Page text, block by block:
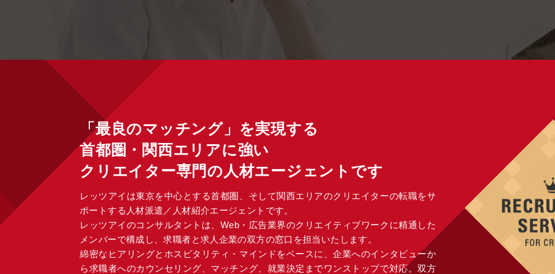
「最良のマッチング」を実現する
首都圏・関西エリアに強い
クリエイター専門の人材エージェントです
レッツアイは東京を中心とする首都圏、そして関西エリアのクリエイターの転職をサ
ポートする人材派遣／人材紹介エージェントです。
レッツアイのコンサルタントは、Web・広告業界のクリエイティブワークに精通した
メンバーで構成し、求職者と求人企業の双方の窓口を担当いたします。
綿密なヒアリングとホスピタリティ・マインドをベースに、企業へのインタビューか
ら求職者へのカウンセリング、マッチング、就業決定までワンストップで対応。双方